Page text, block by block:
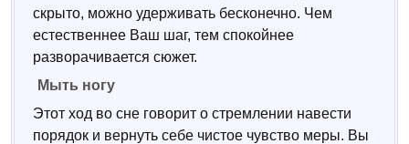
скрыто, можно удерживать бесконечно. Чем
естественнее Ваш шаг, тем спокойнее
разворачивается сюжет.
Мыть ногу
Этот ход во сне говорит о стремлении навести
порядок и вернуть себе чистое чувство меры. Вы